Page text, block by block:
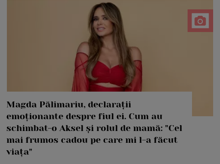
Magda Pălimariu, declarații
emoționante despre fiul ei. Cum au
schimbat-o Aksel și rolul de mamă: "Cel
mai frumos cadou pe care mi l-a făcut
viața"